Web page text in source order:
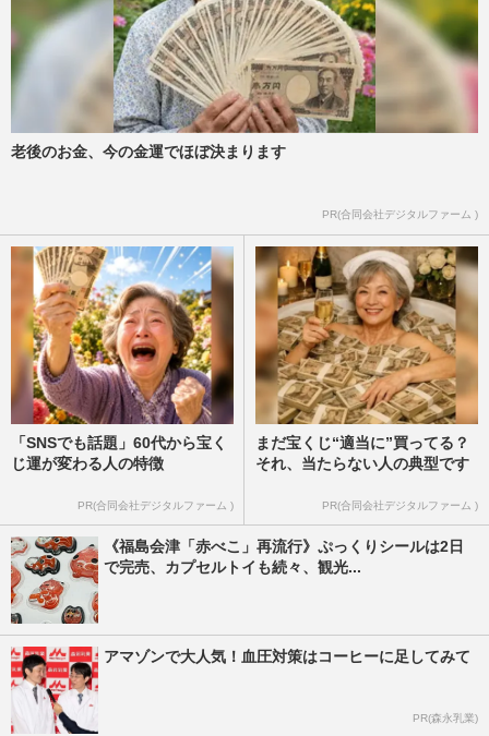
老後のお金、今の金運でほぼ決まります
PR(合同会社デジタルファーム )
「SNSでも話題」60代から宝く
じ運が変わる人の特徴
PR(合同会社デジタルファーム )
まだ宝くじ“適当に”買ってる？
それ、当たらない人の典型です
PR(合同会社デジタルファーム )
《福島会津「赤べこ」再流行》ぷっくりシールは2日
で完売、カプセルトイも続々、観光...
アマゾンで大人気！血圧対策はコーヒーに足してみて
PR(森永乳業)